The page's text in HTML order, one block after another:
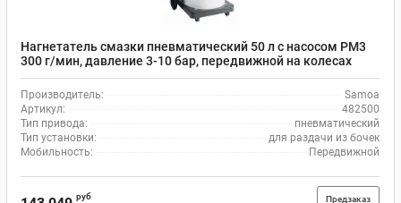
Нагнетатель смазки пневматический 50 л с насосом PM3
300 г/мин, давление 3-10 бар, передвижной на колесах
Samoa 482500
Производитель:
Samoa
Артикул:
482500
Тип привода:
пневматический
Тип установки:
для раздачи из бочек
Мобильность:
Передвижной
руб Предзаказ